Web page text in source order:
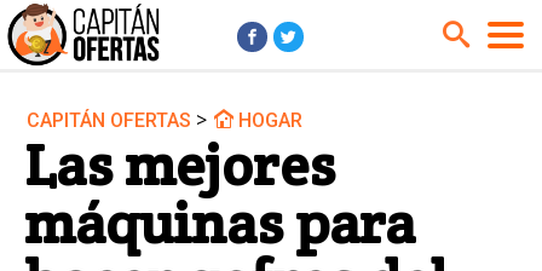
Audio y Música
Cine y Series
Coches
Deportes
Financiero
Hogar
Hoteles
CAPITÁN OFERTAS > HOGAR
Las mejores
máquinas para